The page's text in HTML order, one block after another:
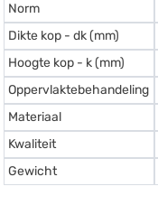
Norm
Dikte kop - dk (mm)
Hoogte kop - k (mm)
Oppervlaktebehandeling
Materiaal
Kwaliteit
Gewicht